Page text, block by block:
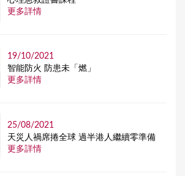
更多詳情
19/10/2021
智能防火 防患未「燃」
更多詳情
25/08/2021
天災人禍席捲全球 過半港人繼續零準備
更多詳情